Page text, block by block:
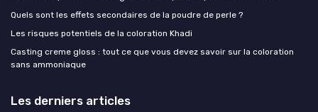
Quels sont les effets secondaires de la poudre de perle ?
Les risques potentiels de la coloration Khadi
Casting creme gloss : tout ce que vous devez savoir sur la coloration
sans ammoniaque
Les derniers articles